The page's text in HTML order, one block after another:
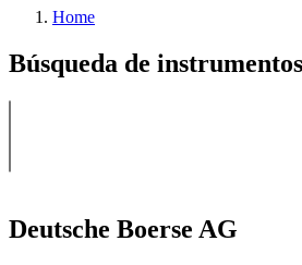
Home
Búsqueda de instrumentos
Deutsche Boerse AG